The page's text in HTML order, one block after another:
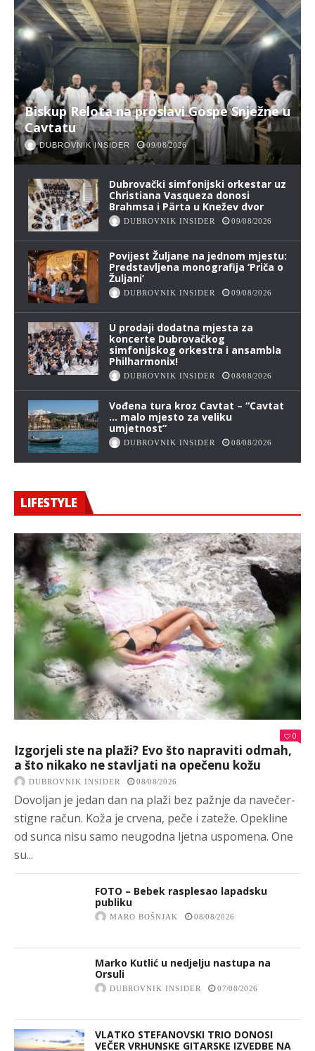
Biskup Relota na proslavi Gospe Snježne u
Cavtatu
DUBROVNIK INSIDER 09/08/2026
Dubrovački simfonijski orkestar uz
Christiana Vasqueza donosi
Brahmsa i Pärta u Knežev dvor
DUBROVNIK INSIDER 09/08/2026
Povijest Žuljane na jednom mjestu:
Predstavljena monografija ‘Priča o
Žuljani’
DUBROVNIK INSIDER 09/08/2026
U prodaji dodatna mjesta za
koncerte Dubrovačkog
simfonijskog orkestra i ansambla
Philharmonix!
DUBROVNIK INSIDER 08/08/2026
Vođena tura kroz Cavtat – “Cavtat
… malo mjesto za veliku
umjetnost”
DUBROVNIK INSIDER 08/08/2026
LIFESTYLE
0
Izgorjeli ste na plaži? Evo što napraviti odmah,
a što nikako ne stavljati na opečenu kožu
DUBROVNIK INSIDER 08/08/2026
Dovoljan je jedan dan na plaži bez pažnje da navečer-
stigne račun. Koža je crvena, peče i zateže. Opekline
od sunca nisu samo neugodna ljetna uspomena. One
su...
FOTO – Bebek rasplesao lapadsku
publiku
MARO BOŠNJAK 08/08/2026
Marko Kutlić u nedjelju nastupa na
Orsuli
DUBROVNIK INSIDER 07/08/2026
VLATKO STEFANOVSKI TRIO DONOSI
VEČER VRHUNSKE GITARSKE IZVEDBE NA